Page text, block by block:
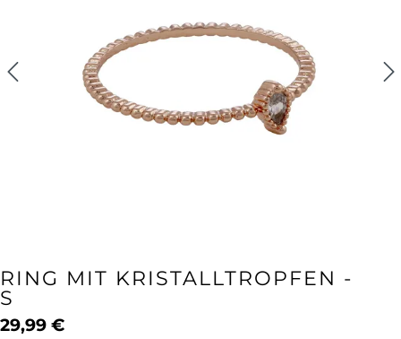
RING MIT KRISTALLTROPFEN -
S
29,99 €